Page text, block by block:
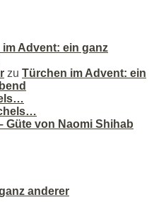
Advent: ein ganz
zu Türchen im Advent: ein
Güte von Naomi Shihab
anderer